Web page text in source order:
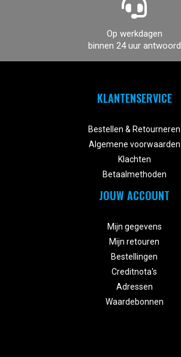
Op werkdagen
binnen 24 uur antwoord
KLANTENSERVICE
Bestellen & Retourneren
Algemene voorwaarden
Klachten
Betaalmethoden
JOUW ACCOUNT
Mijn gegevens
Mijn retouren
Bestellingen
Creditnota's
Adressen
Waardebonnen